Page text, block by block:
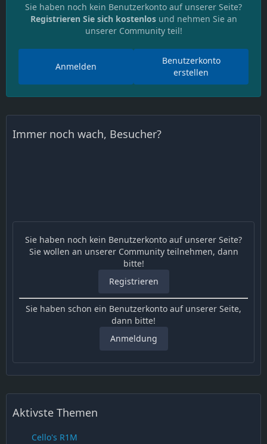
Sie haben noch kein Benutzerkonto auf unserer Seite?
Registrieren Sie sich kostenlosund nehmen Sie an
unserer Community teil!
Benutzerkonto
erstellen
Anmelden
Immer noch wach, Besucher?
Sie haben noch kein Benutzerkonto auf unserer Seite?
Sie wollen an unserer Community teilnehmen, dann
bitte!
Registrieren
Sie haben schon ein Benutzerkonto auf unserer Seite,
dann bitte!
Anmeldung
Aktivste Themen
Cello's R1M